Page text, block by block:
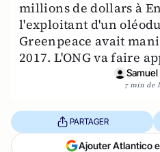
millions de dollars à
l'exploitant d'un
Greenpeace avait
2017. L'ONG va faire
7 min de
PARTAGER
Ajouter Atlantico